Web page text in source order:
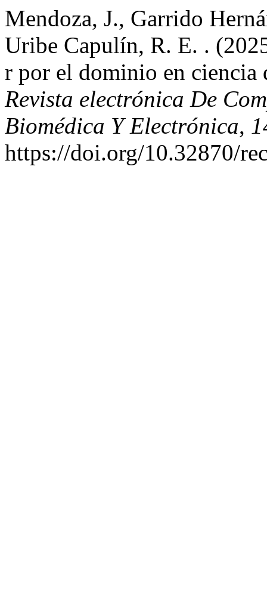
Mendoza, J., Garrido
Uribe Capulín, R. E. .
r por el dominio en ciencia
Revista electrónica De
Biomédica Y Electrónica,
https://doi.org/10.32870/